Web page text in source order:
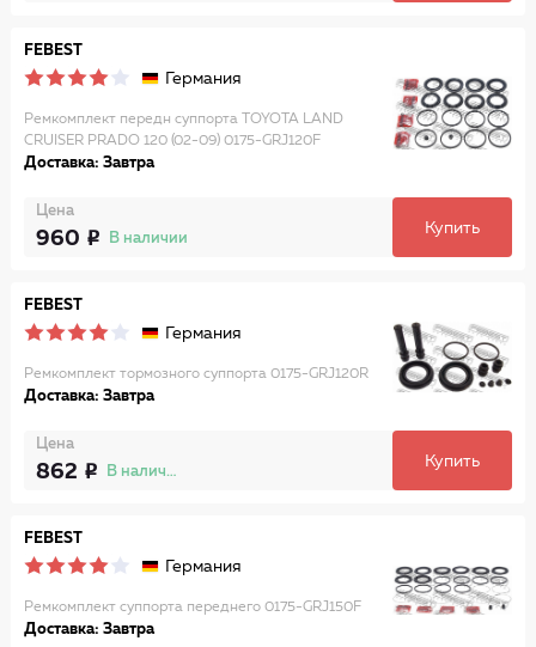
FEBEST
Германия
Ремкомплект передн суппорта TOYOTA LAND
CRUISER PRADO 120 (02-09) 0175-GRJ120F
Доставка: Завтра
Цена
960 В наличии
Купить
FEBEST
Германия
Ремкомплект тормозного суппорта 0175-GRJ120R
Доставка: Завтра
Цена
862 В наличии
Купить
FEBEST
Германия
Ремкомплект суппорта переднего 0175-GRJ150F
Доставка: Завтра